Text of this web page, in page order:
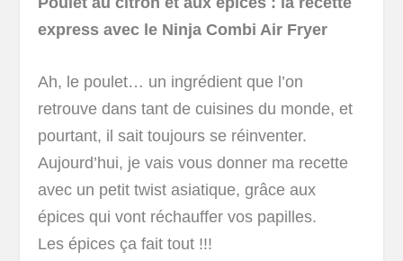
express avec le Ninja Combi Air Fryer
Ah, le poulet… un ingrédient que l’on
retrouve dans tant de cuisines du monde, et
pourtant, il sait toujours se réinventer.
Aujourd’hui, je vais vous donner ma recette
avec un petit twist asiatique, grâce aux
épices qui vont réchauffer vos papilles.
Les épices ça fait tout !!!